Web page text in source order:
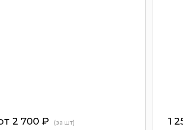
2 700 ₽ (за шт) 1